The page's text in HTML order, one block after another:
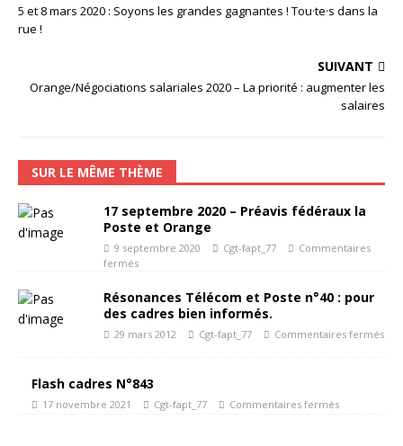
5 et 8 mars 2020 : Soyons les grandes gagnantes ! Tou·te·s dans la
rue !
SUIVANT
Orange/Négociations salariales 2020 – La priorité : augmenter les
salaires
SUR LE MÊME THÈME
17 septembre 2020 – Préavis fédéraux la
Poste et Orange
9 septembre 2020 Cgt-fapt_77
Commentaires
fermés
Résonances Télécom et Poste n°40 : pour
des cadres bien informés.
29 mars 2012 Cgt-fapt_77 Commentaires fermés
Flash cadres N°843
17 novembre 2021 Cgt-fapt_77 Commentaires fermés